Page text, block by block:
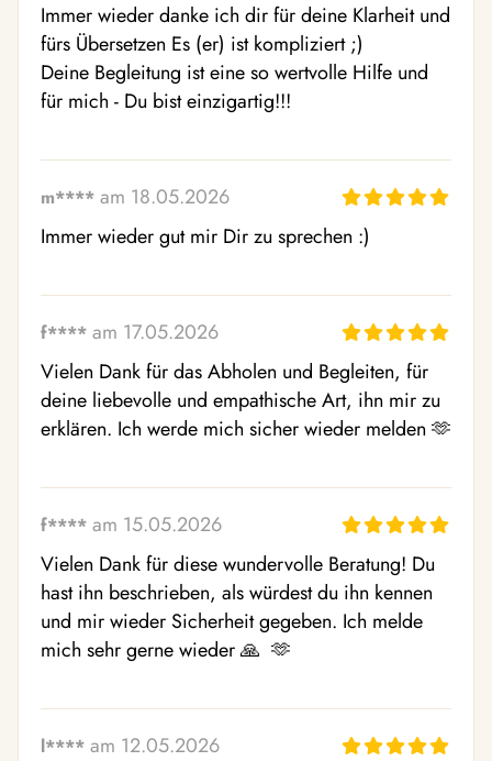
Immer wieder danke ich dir für deine Klarheit und
fürs Übersetzen Es (er) ist kompliziert ;)
Deine Begleitung ist eine so wertvolle Hilfe und
für mich - Du bist einzigartig!!!
m**** am 18.05.2026
Immer wieder gut mir Dir zu sprechen :)
f**** am 17.05.2026
Vielen Dank für das Abholen und Begleiten, für
deine liebevolle und empathische Art, ihn mir zu
f**** am 15.05.2026
Vielen Dank für diese wundervolle Beratung! Du
hast ihn beschrieben, als würdest du ihn kennen
und mir wieder Sicherheit gegeben. Ich melde
mich sehr gerne wieder 🙏  🫶
l**** am 12.05.2026